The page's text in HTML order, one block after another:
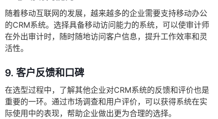
随着移动互联网的发展，越来越多的企业需要支持移动办公
的CRM系统。选择具备移动访问能力的系统，可以使审计师
在外出审计时，随时随地访问客户信息，提升工作效率和灵
活性。
9. 客户反馈和口碑
在选型过程中，了解其他企业对CRM系统的反馈和评价也是
重要的一环。通过市场调查和用户评价，可以获得系统在实
际使用中的表现，帮助企业做出更为合理的选择。